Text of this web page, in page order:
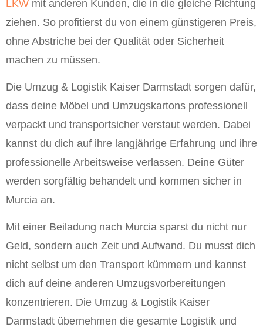
LKW mit anderen Kunden, die in die gleiche Richtung
ziehen. So profitierst du von einem günstigeren Preis,
ohne Abstriche bei der Qualität oder Sicherheit
machen zu müssen.
Die Umzug & Logistik Kaiser Darmstadt sorgen dafür,
dass deine Möbel und Umzugskartons professionell
verpackt und transportsicher verstaut werden. Dabei
kannst du dich auf ihre langjährige Erfahrung und ihre
professionelle Arbeitsweise verlassen. Deine Güter
werden sorgfältig behandelt und kommen sicher in
Murcia an.
Mit einer Beiladung nach Murcia sparst du nicht nur
Geld, sondern auch Zeit und Aufwand. Du musst dich
nicht selbst um den Transport kümmern und kannst
dich auf deine anderen Umzugsvorbereitungen
konzentrieren. Die Umzug & Logistik Kaiser
Darmstadt übernehmen die gesamte Logistik und